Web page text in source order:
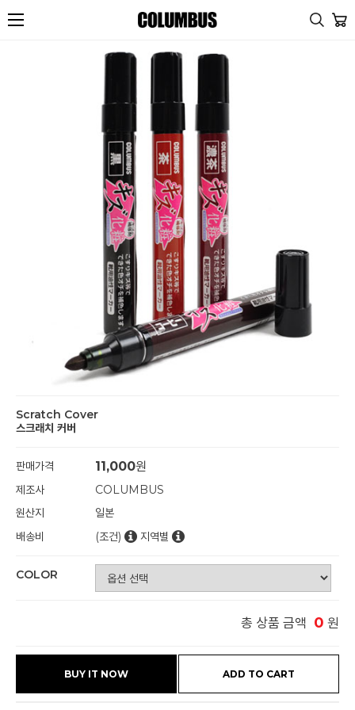
Scratch Cover
스크래치 커버
판매가격 11,000원
제조사
COLUMBUS
원산지
일본
배송비
(조건) 지역별
COLOR
총 상품 금액 0 원
BUY IT NOW ADD TO CART